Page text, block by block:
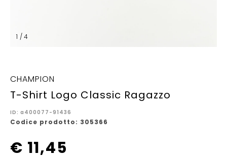
1 / 4
CHAMPION
T-Shirt Logo Classic Ragazzo
ID: a400077-91436
Codice prodotto: 305366
€ 11,45